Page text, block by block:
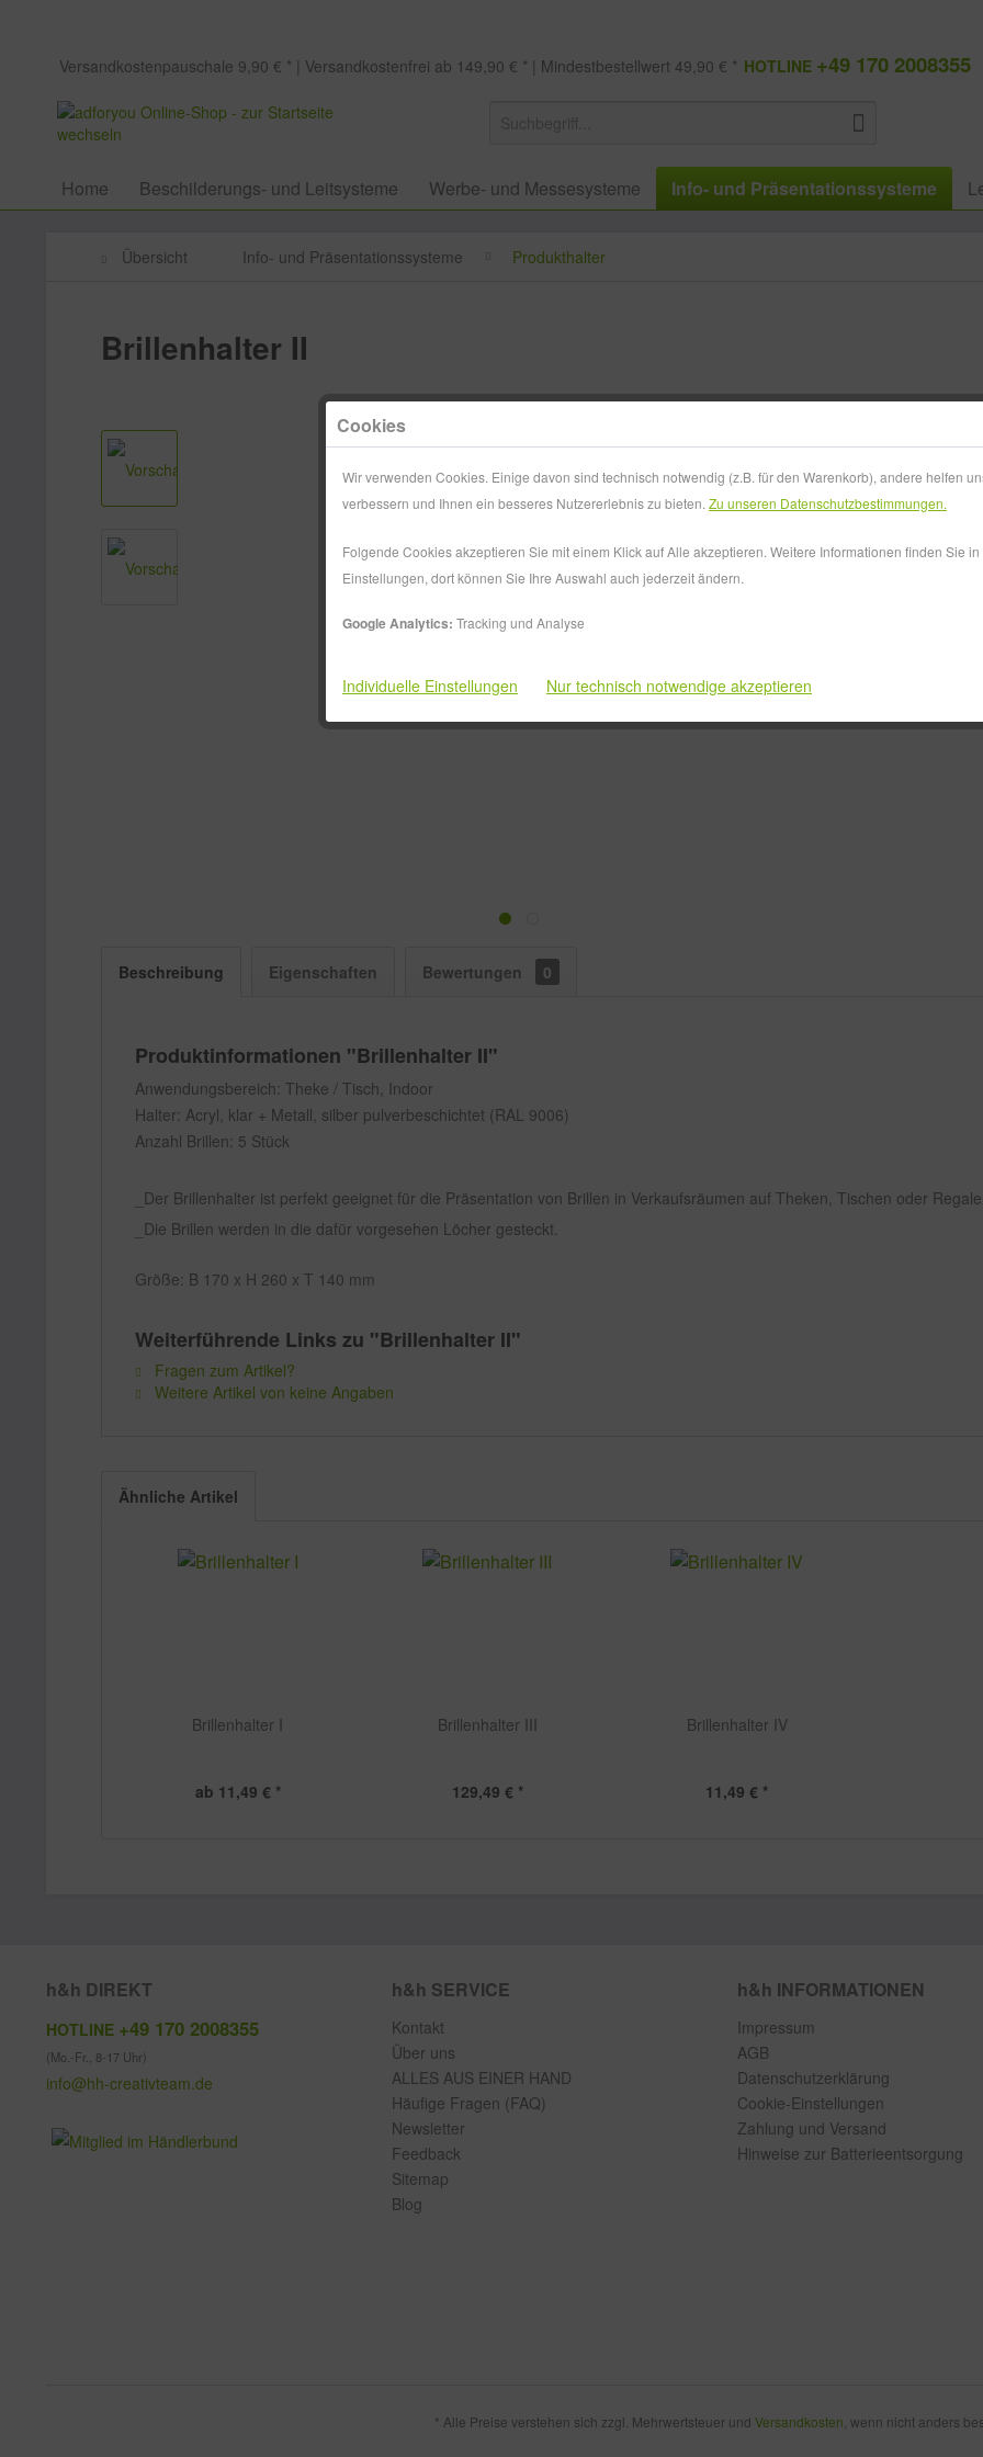
Versandkostenpauschale 9,90 € * | Versandkostenfrei ab 149,90 € * | Mindestbestellwert 49,90 € * HOTLINE +49 170 2008355
Home Beschilderungs- und Leitsysteme Werbe- und Messesysteme Info- und Präsentationssysteme
Übersicht Info- und Präsentationssysteme Produkthalter
Brillenhalter II
30,49
zzgl. MwSt.
Lieferzeit
Beschreibung Eigenschaften Bewertungen 0
Produktinformationen "Brillenhalter II"
Anwendungsbereich: Theke / Tisch, Indoor
Halter: Acryl, klar + Metall, silber pulverbeschichtet (RAL 9006)
Anzahl Brillen: 5 Stück
Der Brillenhalter ist perfekt geeignet für die Präsentation von Brillen in Verkaufsräumen auf Theken, Tischen oder
Die Brillen werden in die dafür vorgesehen Löcher gesteckt.
Größe: B 170 x H 260 x T 140 mm
Weiterführende Links zu "Brillenhalter II"
Fragen zum Artikel?
Weitere Artikel von keine Angaben
Ähnliche Artikel
Brillenhalter I
ab 11,49 € *
Brillenhalter III
129,49 € *
Brillenhalter IV
11,49 € *
h&h DIREKT
HOTLINE +49 170 2008355
(Mo.-Fr., 8-17 Uhr)
info@hh-creativteam.de
h&h SERVICE
Kontakt
Über uns
ALLES AUS EINER HAND
Häufige Fragen (FAQ)
Newsletter
Feedback
Sitemap
Blog
h&h INFORMATIONEN
Impressum
AGB
Datenschutzerklärung
Cookie-Einstellungen
Zahlung und Versand
Hinweise zur Batterieentsorgung
* Alle Preise verstehen sich zzgl. Mehrwertsteuer und Versandkosten , wenn nicht anders
Cookies
Wir verwenden Cookies. Einige davon sind technisch notwendig (z.B. für den Warenkorb), andere helfen
verbessern und Ihnen ein besseres Nutzererlebnis zu bieten. Zu unseren Datenschutzbestimmungen.
Folgende Cookies akzeptieren Sie mit einem Klick auf Alle akzeptieren. Weitere Informationen finden Sie
Einstellungen, dort können Sie Ihre Auswahl auch jederzeit ändern.
Google Analytics: Tracking und Analyse
Individuelle Einstellungen Nur technisch notwendige akzeptieren